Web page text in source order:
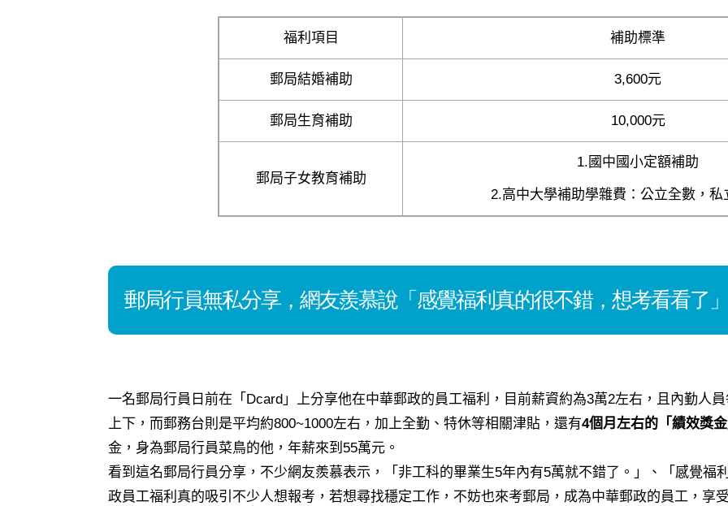
福利項目 補助標準
郵局結婚補助 3,600元
郵局生育補助 10,000元
郵局子女教育補助
1.國中國小定額補助
2.高中大學補助學雜費：公立全數，私
郵局行員無私分享，網友羨慕說「感覺福利真的很不錯，想考看看了」
一名郵局行員日前在「Dcard」上分享他在中華郵政的員工福利，目前薪資約為3萬2左右，且內勤人
上下，而郵務台則是平均約800~1000左右，加上全勤、特休等相關津貼，還有4個月左右的「績效獎金
金，身為郵局行員菜鳥的他，年薪來到55萬元。
看到這名郵局行員分享，不少網友羨慕表示，「非工科的畢業生5年內有5萬就不錯了。」、「感覺福
政員工福利真的吸引不少人想報考，若想尋找穩定工作，不妨也來考郵局，成為中華郵政的員工，享